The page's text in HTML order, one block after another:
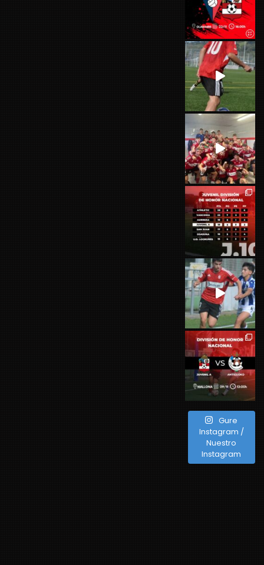
Gure
Instagram /
Nuestro
Instagram